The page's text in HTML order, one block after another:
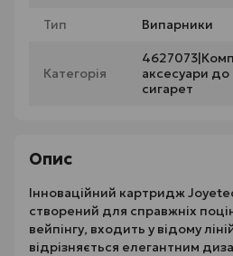
Тип Випарники
Категорія
аксесуари
сигарет
Опис
Інноваційний картридж
створений для справжніх
вейпінгу, входить у відому
відрізняється елегантним